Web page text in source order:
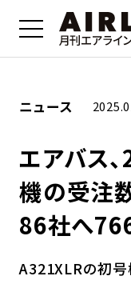
ニュース
エアバス
機の受注
86社へ
A321XLRの初号